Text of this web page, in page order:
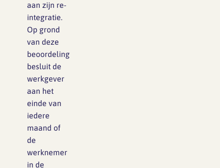
aan zijn re-
integratie.
Op grond
van deze
beoordeling
besluit de
werkgever
aan het
einde van
iedere
maand of
de
werknemer
in de